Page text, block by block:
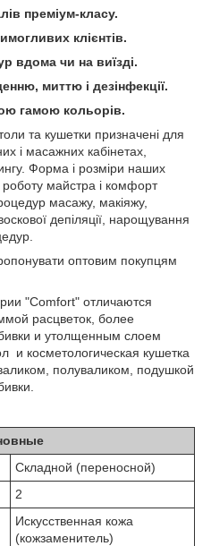
преміум-класу.
клієнтів.
вдома чи на виїзді.
миттю і дезінфекції.
гамою кольорів.
та кушетки призначені для
і масажних кабінетах,
Форма і розміри наших
роботу майстра і комфорт
масажу, макіяжу,
депіляції, нарощування
оптовим покупцям
"Comfort" отличаются
расцветок, более
и утолщенным слоем
и косметологическая кушетка
полуваликом, подушкой
Складной (переносной)
2
Искусственная кожа
(кожзаменитель)